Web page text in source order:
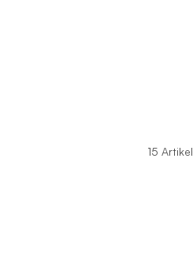
15 Artikel